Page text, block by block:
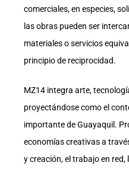
comerciales, en especies,
las obras pueden ser
materiales o servicios
principio de reciprocidad.
MZ14 integra arte,
proyectándose como el
importante de Guayaquil.
economías creativas a
y creación, el trabajo en